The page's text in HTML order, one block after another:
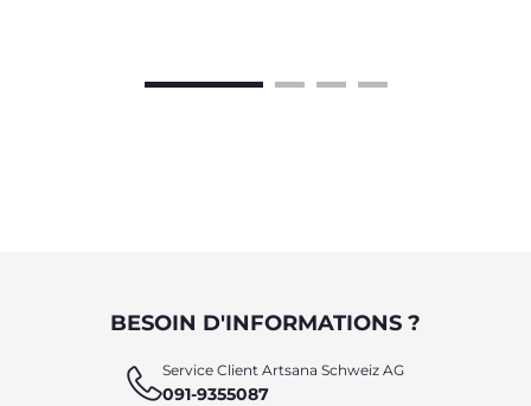
BESOIN D'INFORMATIONS ?
Service Client Artsana Schweiz AG
091-9355087